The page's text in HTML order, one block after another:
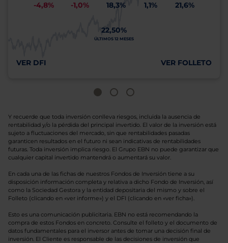
-4,8% -1,0% 18,3% 1,1% 21,6%
22,50%
ÚLTIMOS 12 MESES
VER DFI VER FOLLETO
Y recuerde que toda inversión conlleva riesgos, incluida la ausencia de
rentabilidad y/o la pérdida del principal invertido. El valor de la inversión está
sujeto a fluctuaciones del mercado, sin que rentabilidades pasadas
garanticen resultados en el futuro ni sean indicativas de rentabilidades
futuras. Toda inversión implica riesgo. El Grupo EBN no puede garantizar que
cualquier capital invertido mantendrá o aumentará su valor.
En cada una de las fichas de nuestros Fondos de Inversión tiene a su
disposición información completa y relativa a dicho Fondo de Inversión, así
como la Sociedad Gestora y la entidad depositaria del mismo y sobre el
Folleto (clicando en «ver informe») y el DFI (clicando en «ver ficha»).
Esto es una comunicación publicitaria. EBN no está recomendando la
compra de estos Fondos en concreto. Consulte el folleto y el documento de
datos fundamentales para el inversor antes de tomar una decisión final de
inversión. El Cliente es responsable de las decisiones de inversión que